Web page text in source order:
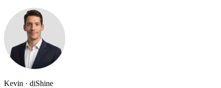
Kevin · diShine